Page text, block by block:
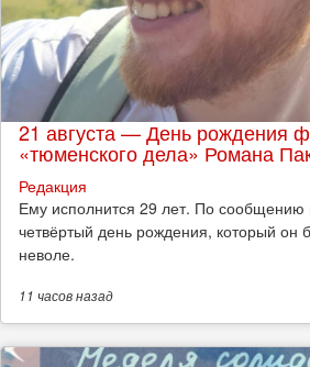
21 августа — День рождения
«тюменского дела» Романа
Редакция
Ему исполнится 29 лет. По сообщению
четвёртый день рождения, который он
неволе.
11 часовназад